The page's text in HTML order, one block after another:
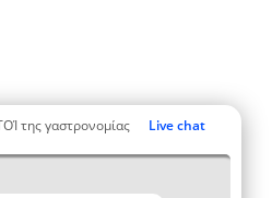
της γαστρονομίας Live chat